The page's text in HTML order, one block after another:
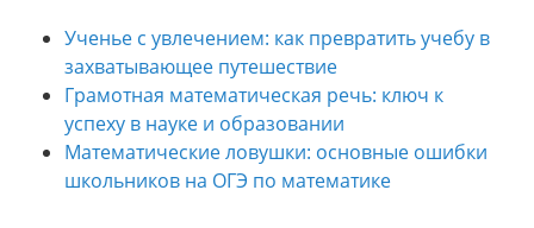
Ученье с увлечением: как превратить учебу в
захватывающее путешествие
Грамотная математическая речь: ключ к
успеху в науке и образовании
Математические ловушки: основные ошибки
школьников на ОГЭ по математике